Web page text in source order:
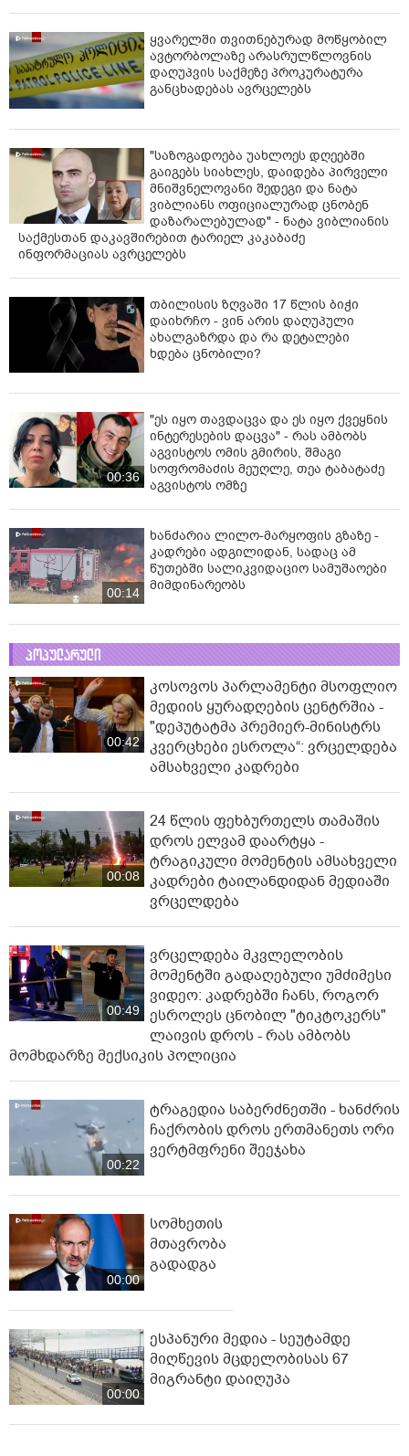
ყვარელში თვითნებურად მოწყობილ
ავტორბოლაზე არასრულწლოვნის
დაღუპვის საქმეზე პროკურატურა
განცხადებას ავრცელებს
"საზოგადოება უახლოეს დღეებში
გაიგებს სიახლეს, დაიდება პირველი
მნიშვნელოვანი შედეგი და ნატა
ვიბლიანს ოფიციალურად ცნობენ
დაზარალებულად" - ნატა ვიბლიანის
საქმესთან დაკავშირებით ტარიელ კაკაბაძე
ინფორმაციას ავრცელებს
თბილისის ზღვაში 17 წლის ბიჭი
დაიხრჩო - ვინ არის დაღუპული
ახალგაზრდა და რა დეტალები
ხდება ცნობილი?
00:36
"ეს იყო თავდაცვა და ეს იყო ქვეყნის
ინტერესების დაცვა" - რას ამბობს
აგვისტოს ომის გმირის, შმაგი
სოფრომაძის მეუღლე, თეა ტაბატაძე
აგვისტოს ომზე
00:14
ხანძარია ლილო-მარყოფის გზაზე -
კადრები ადგილიდან, სადაც ამ
წუთებში სალიკვიდაციო სამუშაოები
მიმდინარეობს
პოპულარული
00:42
კოსოვოს პარლამენტი მსოფლიო
მედიის ყურადღების ცენტრშია -
"დეპუტატმა პრემიერ-მინისტრს
კვერცხები ესროლა“: ვრცელდება
ამსახველი კადრები
00:08
24 წლის ფეხბურთელს თამაშის
დროს ელვამ დაარტყა -
ტრაგიკული მომენტის ამსახველი
კადრები ტაილანდიდან მედიაში
ვრცელდება
00:49
ვრცელდება მკვლელობის
მომენტში გადაღებული უმძიმესი
ვიდეო: კადრებში ჩანს, როგორ
ესროლეს ცნობილ "ტიკტოკერს"
ლაივის დროს - რას ამბობს
მომხდარზე მექსიკის პოლიცია
00:22
ტრაგედია საბერძნეთში - ხანძრის
ჩაქრობის დროს ერთმანეთს ორი
ვერტმფრენი შეეჯახა
00:00
სომხეთის
მთავრობა
გადადგა
00:00
ესპანური მედია - სეუტამდე
მიღწევის მცდელობისას 67
მიგრანტი დაიღუპა